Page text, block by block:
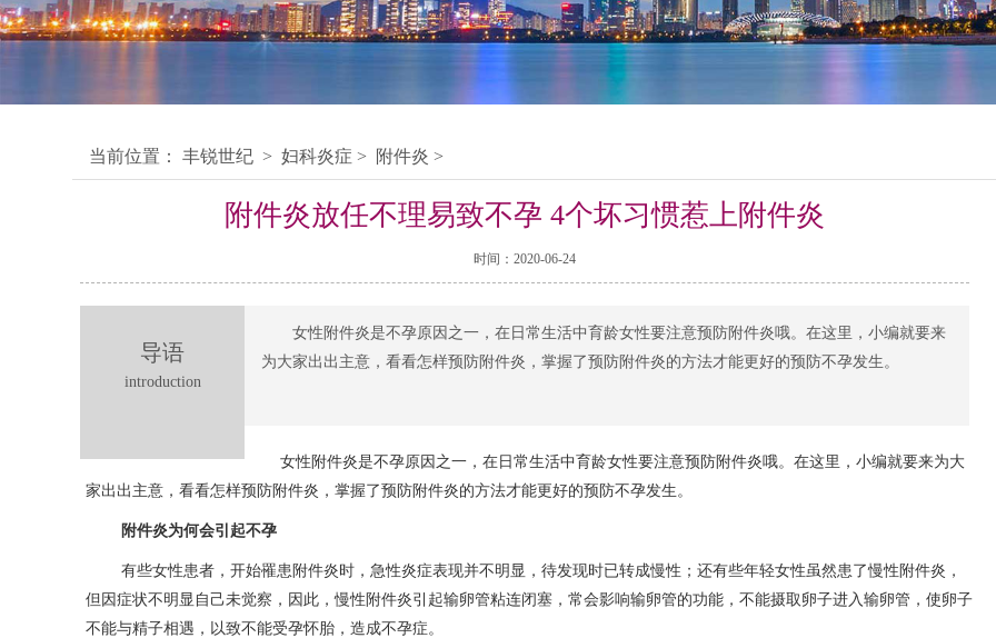
当前位置： 丰锐世纪 > 妇科炎症 > 附件炎 >
附件炎放任不理易致不孕 4个坏习惯惹上附件炎
时间：2020-06-24
导语
introduction
女性附件炎是不孕原因之一，在日常生活中育龄女性要注意预防附件炎哦。在这里，小编就要来
为大家出出主意，看看怎样预防附件炎，掌握了预防附件炎的方法才能更好的预防不孕发生。
女性附件炎是不孕原因之一，在日常生活中育龄女性要注意预防附件炎哦。在这里，小编就要来为大
家出出主意，看看怎样预防附件炎，掌握了预防附件炎的方法才能更好的预防不孕发生。
附件炎为何会引起不孕
有些女性患者，开始罹患附件炎时，急性炎症表现并不明显，待发现时已转成慢性；还有些年轻女性虽然患了慢性附件炎，
但因症状不明显自己未觉察，因此，慢性附件炎引起输卵管粘连闭塞，常会影响输卵管的功能，不能摄取卵子进入输卵管，使卵子
不能与精子相遇，以致不能受孕怀胎，造成不孕症。